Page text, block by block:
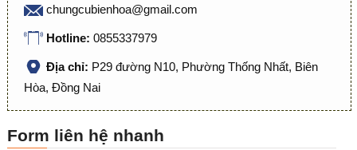
chungcubienhoa@gmail.com
Hotline: 0855337979
Địa chỉ: P29 đường N10, Phường Thống Nhất, Biên
Hòa, Đồng Nai
Form liên hệ nhanh